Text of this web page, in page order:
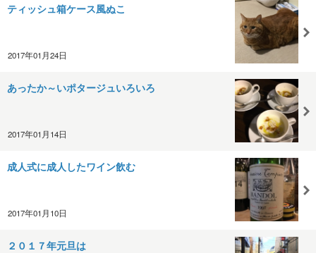
ティッシュ箱ケース風ぬこ
2017年01月24日
あったか～いポタージュいろいろ
2017年01月14日
成人式に成人したワイン飲む
2017年01月10日
２０１７年元旦は